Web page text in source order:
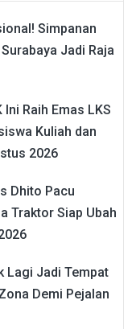
Simpanan
Jadi Raja
Raih Emas LKS
Kuliah dan
2026
Dhito Pacu
Traktor Siap Ubah
Lagi Jadi Tempat
Demi Pejalan